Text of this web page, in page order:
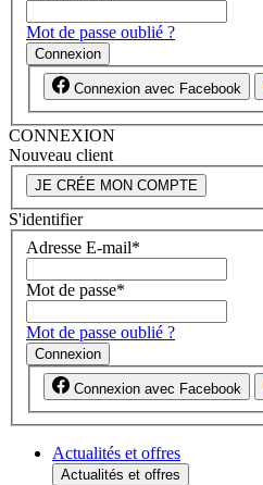
Mot de passe oublié ?
Connexion
Connexion avec Facebook
CONNEXION
Nouveau client
JE CRÉE MON COMPTE
S'identifier
Adresse E-mail*
Mot de passe*
Mot de passe oublié ?
Connexion
Connexion avec Facebook
Actualités et offres
Actualités et offres